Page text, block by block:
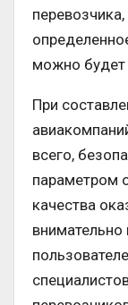
можно будет
При
всего,
параметром
качества